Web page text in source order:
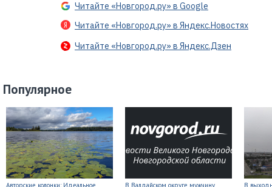
Читайте «Новгород.ру» в Google
Читайте «Новгород.ру» в Яндекс.Новостях
Читайте «Новгород.ру» в Яндекс.Дзен
Популярное
Авторские колонки: Идеальное
В Валдайском округе мужчину
В